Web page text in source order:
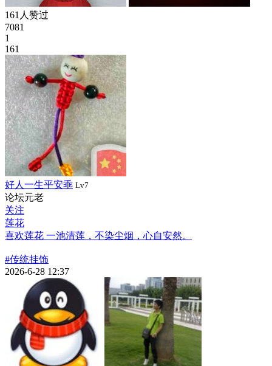
161人赞过
7081
1
161
好人一生平安乖 Lv7
论坛元老
关注
莲花
喜欢莲花 一池清莲，不染尘烟，心自安然。
#传统挂饰
2026-6-28 12:37